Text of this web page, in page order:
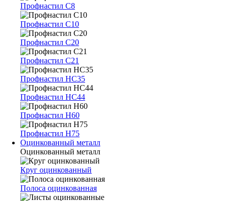
Профнастил С8
Профнастил С10
Профнастил С20
Профнастил С21
Профнастил НС35
Профнастил НС44
Профнастил Н60
Профнастил Н75
Оцинкованный металл
Оцинкованный металл
Круг оцинкованный
Полоса оцинкованная